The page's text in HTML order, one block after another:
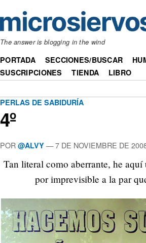
The answer is blogging in the wind
PORTADA SECCIONES/BUSCAR
SUSCRIPCIONES
TIENDA LIBRO
PERLAS DE SABIDURÍA
4º
POR @ALVY —7 DE NOVIEMBRE DE
Tan literal como aberrante, he
por imprevisible a la par